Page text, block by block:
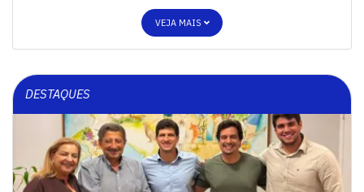
VEJA MAIS
DESTAQUES